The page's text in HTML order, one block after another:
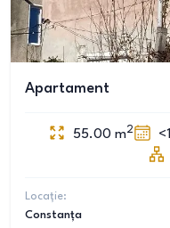
Apartament
55.00 m2
Locație:
Constanța